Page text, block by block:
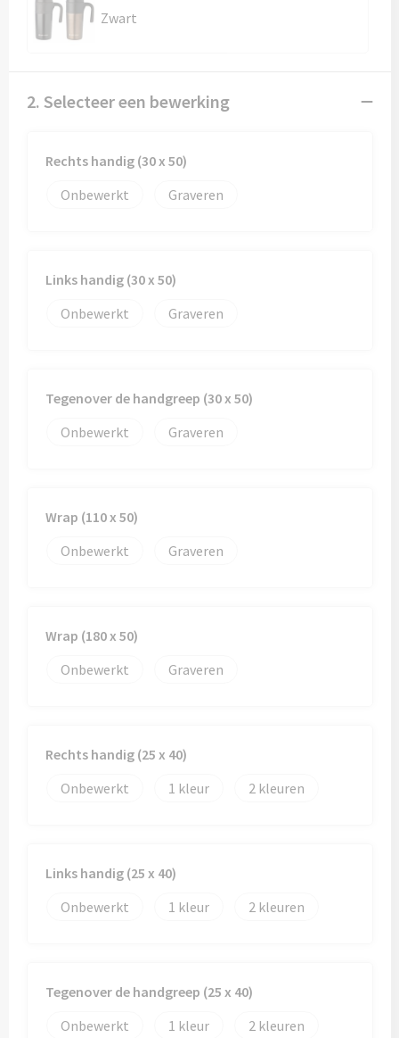
Sets en Servies
Warme en Koude dranken
Zwart
2. Selecteer een bewerking
Rechts handig (30 x 50)
Onbewerkt
Graveren
Links handig (30 x 50)
Onbewerkt
Graveren
Tegenover de handgreep (30 x 50)
Onbewerkt
Graveren
Wrap (110 x 50)
Onbewerkt
Graveren
Wrap (180 x 50)
Onbewerkt
Graveren
Rechts handig (25 x 40)
Onbewerkt
1 2
Links handig (25 x 40)
Onbewerkt
1 2
Tegenover de handgreep (25 x 40)
Onbewerkt
1 2